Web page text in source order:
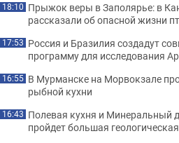
18:10 Прыжок веры в Заполярье: в
рассказали об опасной жизни
17:53 Россия и Бразилия создадут
программу для исследования
16:55 В Мурманске на Морвокзале
рыбной кухни
16:43 Полевая кухня и Минеральный
пройдет большая